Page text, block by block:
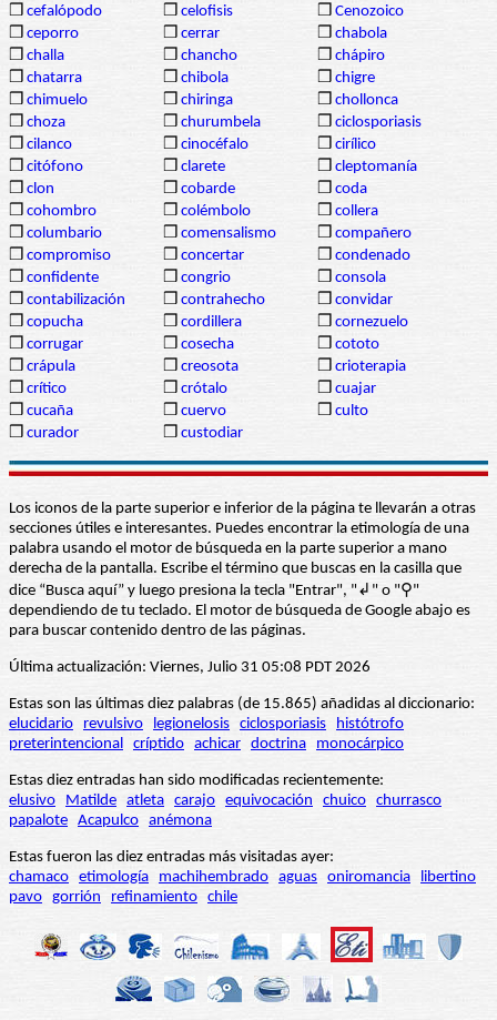
❒ cefalópodo ❒ celofisis ❒ Cenozoico
❒ ceporro ❒ cerrar ❒ chabola
❒ challa ❒ chancho ❒ chápiro
❒ chatarra ❒ chibola ❒ chigre
❒ chimuelo ❒ chiringa ❒ chollonca
❒ choza ❒ churumbela ❒ ciclosporiasis
❒ cilanco ❒ cinocéfalo ❒ cirílico
❒ citófono ❒ clarete ❒ cleptomanía
❒ clon ❒ cobarde ❒ coda
❒ cohombro ❒ colémbolo ❒ collera
❒ columbario ❒ comensalismo ❒ compañero
❒ compromiso ❒ concertar ❒ condenado
❒ confidente ❒ congrio ❒ consola
❒ contabilización ❒ contrahecho ❒ convidar
❒ copucha ❒ cordillera ❒ cornezuelo
❒ corrugar ❒ cosecha ❒ cototo
❒ crápula ❒ creosota ❒ crioterapia
❒ crítico ❒ crótalo ❒ cuajar
❒ cucaña ❒ cuervo ❒ culto
❒ curador ❒ custodiar
Los iconos de la parte superior e inferior de la página te llevarán a otras
secciones útiles e interesantes. Puedes encontrar la etimología de una
palabra usando el motor de búsqueda en la parte superior a mano
derecha de la pantalla. Escribe el término que buscas en la casilla que
dice “Busca aquí” y luego presiona la tecla "Entrar", "↲" o "⚲"
dependiendo de tu teclado. El motor de búsqueda de Google abajo es
para buscar contenido dentro de las páginas.
Última actualización: Viernes, Julio 31 05:08 PDT 2026
Estas son las últimas diez palabras (de 15.865) añadidas al diccionario:
elucidario
revulsivo legionelosis ciclosporiasis
histótrofo
preterintencional críptido achicar doctrina monocárpico
Estas diez entradas han sido modificadas recientemente:
elusivo
Matilde atleta carajo equivocación chuico churrasco
papalote Acapulco anémona
Estas fueron las diez entradas más visitadas ayer:
chamaco etimología machihembrado aguas oniromancia
libertino
pavo gorrión refinamiento chile